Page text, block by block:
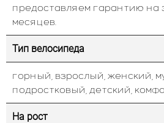
предоставляем гарантию на
месяцев.
Тип велосипеда
горный, взрослый, женский,
подростковый, детский,
На рост